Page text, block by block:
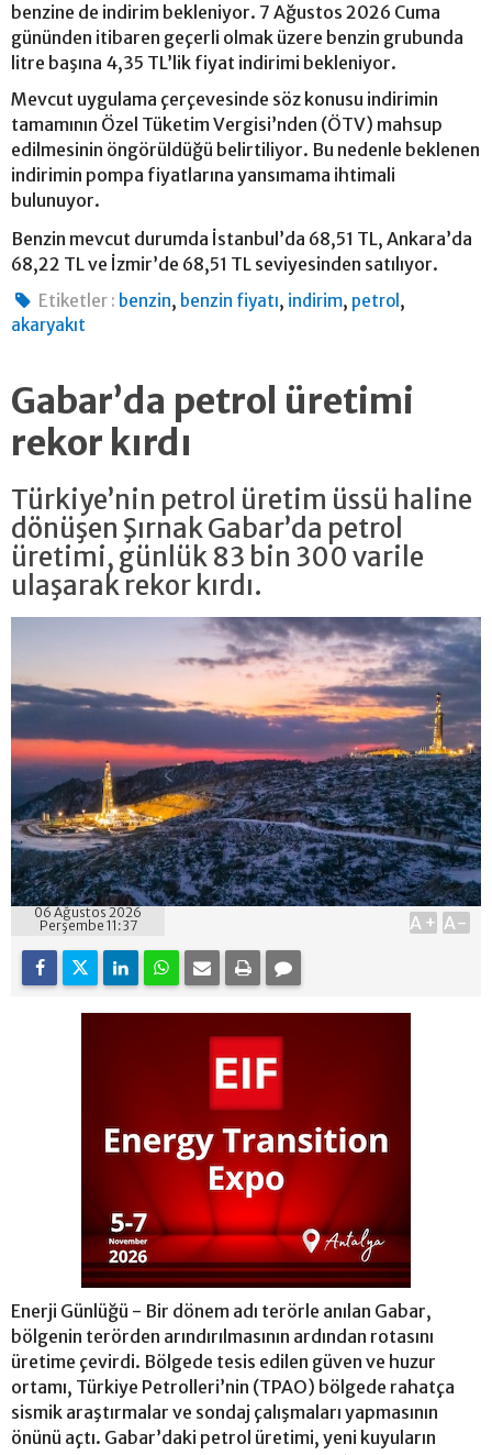
benzine de indirim bekleniyor. 7 Ağustos 2026 Cuma
gününden itibaren geçerli olmak üzere benzin grubunda
litre başına 4,35 TL’lik fiyat indirimi bekleniyor.
Mevcut uygulama çerçevesinde söz konusu indirimin
tamamının Özel Tüketim Vergisi’nden (ÖTV) mahsup
edilmesinin öngörüldüğü belirtiliyor. Bu nedenle beklenen
indirimin pompa fiyatlarına yansımama ihtimali
bulunuyor.
Benzin mevcut durumda İstanbul’da 68,51 TL, Ankara’da
68,22 TL ve İzmir’de 68,51 TL seviyesinden satılıyor.
Etiketler : benzin, benzin fiyatı, indirim, petrol ,
akaryakıt
Gabar’da petrol üretimi
rekor kırdı
Türkiye’nin petrol üretim üssü haline
dönüşen Şırnak Gabar’da petrol
üretimi, günlük 83 bin 300 varile
ulaşarak rekor kırdı.
06 Ağustos 2026
Perşembe 11:37
A+ A-
Enerji Günlüğü - Bir dönem adı terörle anılan Gabar,
bölgenin terörden arındırılmasının ardından rotasını
üretime çevirdi. Bölgede tesis edilen güven ve huzur
ortamı, Türkiye Petrolleri’nin (TPAO) bölgede rahatça
sismik araştırmalar ve sondaj çalışmaları yapmasının
önünü açtı. Gabar’daki petrol üretimi, yeni kuyuların